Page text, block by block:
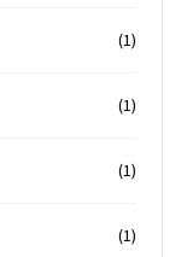
(1)
(1)
(1)
(1)